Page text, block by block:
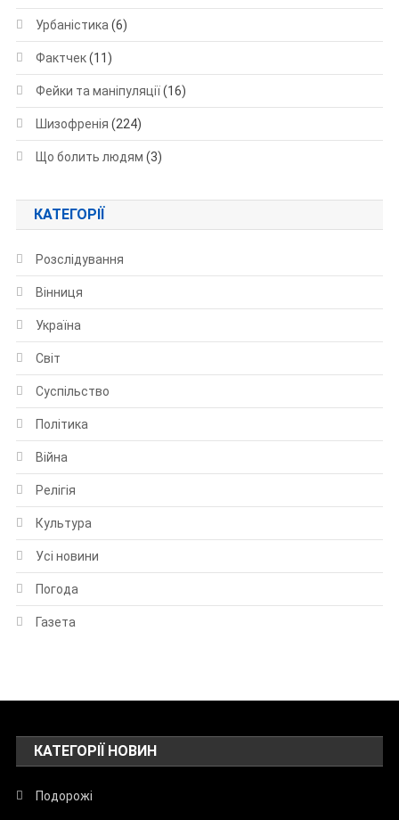
Урбаністика (6)
Фактчек(11)
Фейки та маніпуляції(16)
Шизофренія (224)
Що болить людям (3)
КАТЕГОРІЇ
Розслідування
Вінниця
Україна
Світ
Суспільство
Політика
Війна
Релігія
Культура
Усі новини
Погода
Газета
КАТЕГОРІЇ НОВИН
Подорожі